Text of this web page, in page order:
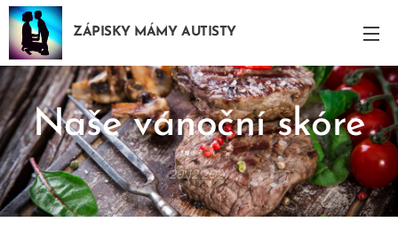
ZÁPISKY MÁMY AUTISTY
Naše vánoční skóre
29.12.2021